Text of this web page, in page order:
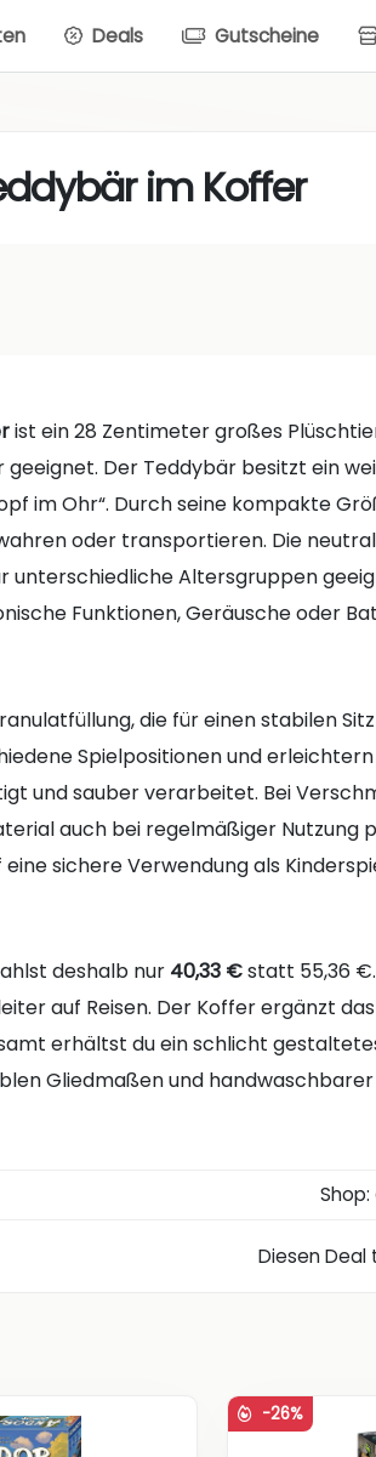
Deals Gutscheine
im Koffer
ist ein 28 Zentimeter großes
geeignet. Der Teddybär besitzt ein
im Ohr“. Durch seine kompakte
oder transportieren. Die
Altersgruppen
Funktionen, Geräusche oder
die für einen stabilen
Spielpositionen und
und sauber verarbeitet. Bei
auch bei regelmäßiger Nutzung
sichere Verwendung als
deshalb nur 40,33 €statt 55,36
auf Reisen. Der Koffer ergänzt
erhältst du ein schlicht
Gliedmaßen und
Shop:
Diesen Deal
-26%